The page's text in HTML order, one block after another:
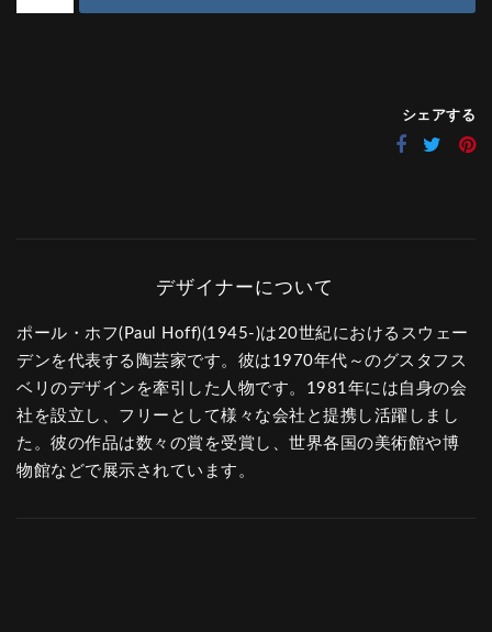
シェアする
ポール・ホフ(Paul Hoff)(1945-)は20世紀におけるスウェー
デンを代表する陶芸家です。彼は1970年代～のグスタフス
ベリのデザインを牽引した人物です。1981年には自身の会
社を設立し、フリーとして様々な会社と提携し活躍しまし
た。彼の作品は数々の賞を受賞し、世界各国の美術館や博
物館などで展示されています。